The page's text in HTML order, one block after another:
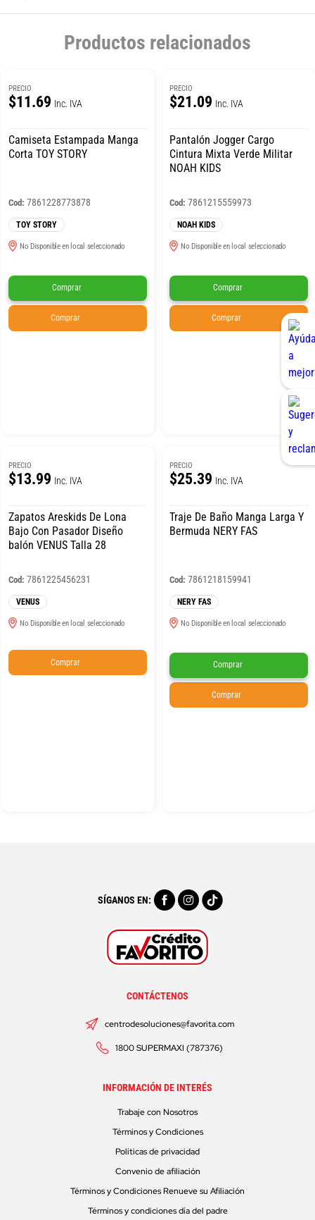
Productos relacionados
PRECIO
$11.69 Inc. IVA
Camiseta Estampada Manga
Corta TOY STORY
Cod: 7861228773878
TOY STORY
No Disponible en local seleccionado
Comprar
Comprar
PRECIO
$21.09 Inc. IVA
Pantalón Jogger Cargo
Cintura Mixta Verde Militar
NOAH KIDS
Cod: 7861215559973
NOAH KIDS
No Disponible en local seleccionado
Comprar
Comprar
PRECIO
$13.99 Inc. IVA
Zapatos Areskids De Lona
Bajo Con Pasador Diseño
balón VENUS Talla 28
Cod: 7861225456231
VENUS
No Disponible en local seleccionado
Comprar
PRECIO
$25.39 Inc. IVA
Traje De Baño Manga Larga Y
Bermuda NERY FAS
Cod: 7861218159941
NERY FAS
No Disponible en local seleccionado
Comprar
Comprar
SÍGANOS EN:
CONTÁCTENOS
centrodesoluciones@favorita.com
1800 SUPERMAXI (787376)
INFORMACIÓN DE INTERÉS
Trabaje con Nosotros
Términos y Condiciones
Políticas de privacidad
Convenio de afiliación
Términos y Condiciones Renueve su Afiliación
Términos y condiciones día del padre